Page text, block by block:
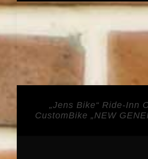
„Jens Bike“ Ride-Inn
CustomBike „NEW